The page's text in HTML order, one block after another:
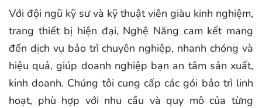
Với đội ngũ kỹ sư và kỹ thuật viên giàu kinh nghiệm,
trang thiết bị hiện đại, Nghệ Năng cam kết mang
đến dịch vụ bảo trì chuyên nghiệp, nhanh chóng và
hiệu quả, giúp doanh nghiệp bạn an tâm sản xuất,
kinh doanh. Chúng tôi cung cấp các gói bảo trì linh
hoạt, phù hợp với nhu cầu và quy mô của từng